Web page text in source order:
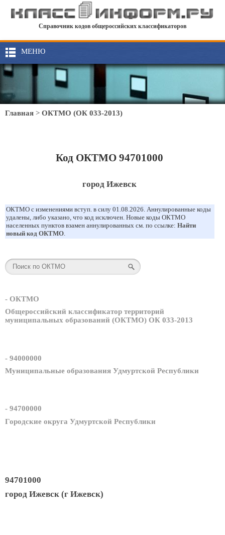
Справочник кодов общероссийских классификаторов
МЕНЮ
Главная > ОКТМО (ОК 033-2013)
Код ОКТМО 94701000
город Ижевск
ОКТМО с изменениями вступ. в силу 01.08.2026. Аннулированные коды
удалены, либо указано, что код исключен. Новые коды ОКТМО
населенных пунктов взамен аннулированных см. по ссылке: Найти
новый код ОКТМО.
- ОКТМО
Общероссийский классификатор территорий
муниципальных образований (ОКТМО) ОК 033-2013
- 94000000
Муниципальные образования Удмуртской Республики
- 94700000
Городские округа Удмуртской Республики
94701000
город Ижевск (г Ижевск)